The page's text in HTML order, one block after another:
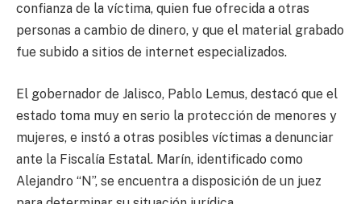
confianza de la víctima, quien fue ofrecida a otras
personas a cambio de dinero, y que el material grabado
fue subido a sitios de internet especializados.
El gobernador de Jalisco, Pablo Lemus, destacó que el
estado toma muy en serio la protección de menores y
mujeres, e instó a otras posibles víctimas a denunciar
ante la Fiscalía Estatal. Marín, identificado como
Alejandro “N”, se encuentra a disposición de un juez